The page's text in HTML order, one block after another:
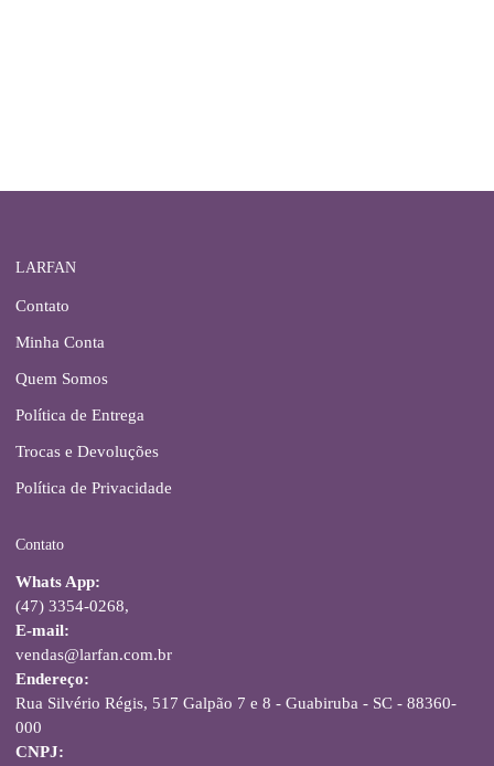
LARFAN
Contato
Minha Conta
Quem Somos
Política de Entrega
Trocas e Devoluções
Política de Privacidade
Contato
Whats App:
(47) 3354-0268,
E-mail:
vendas@larfan.com.br
Endereço:
Rua Silvério Régis, 517 Galpão 7 e 8 - Guabiruba - SC - 88360-
000
CNPJ: